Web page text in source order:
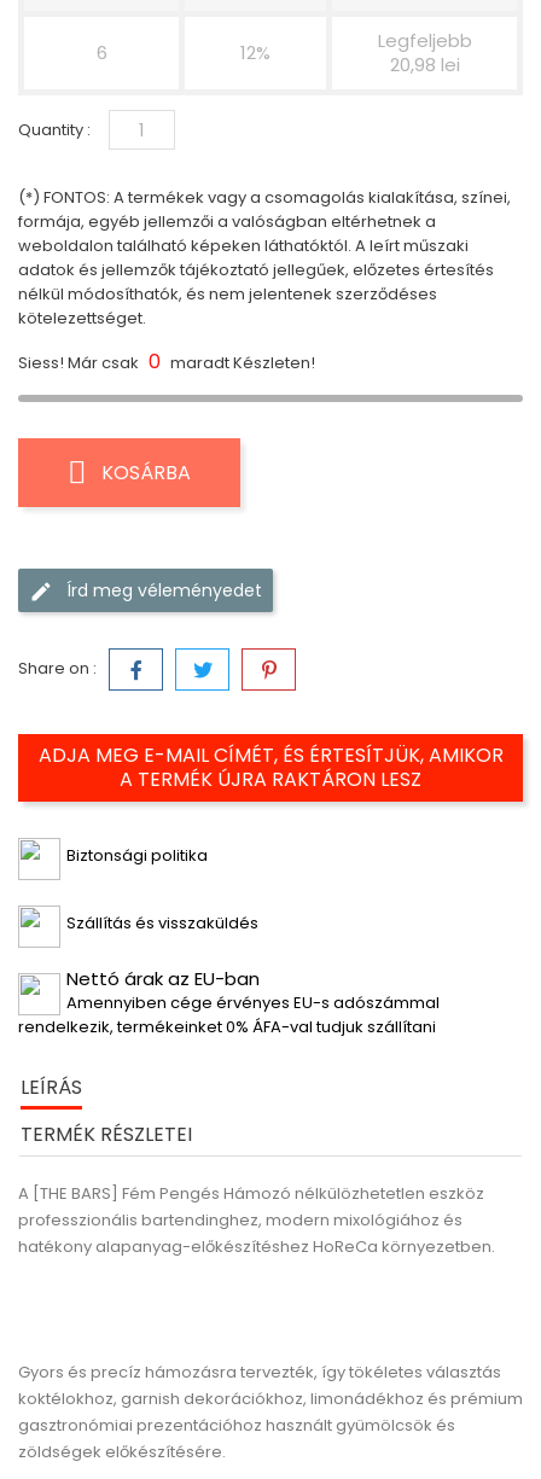
6 12%
Legfeljebb
20,98 lei
Quantity :
(*) FONTOS: A termékek vagy a csomagolás kialakítása, színei,
formája, egyéb jellemzői a valóságban eltérhetnek a
weboldalon található képeken láthatóktól. A leírt műszaki
adatok és jellemzők tájékoztató jellegűek, előzetes értesítés
nélkül módosíthatók, és nem jelentenek szerződéses
kötelezettséget.
Siess! Már csak 0 maradt Készleten!
KOSÁRBA
Írd meg véleményedet
Share on :
ADJA MEG E-MAIL CÍMÉT, ÉS ÉRTESÍTJÜK, AMIKOR
A TERMÉK ÚJRA RAKTÁRON LESZ
Biztonsági politika
Szállítás és visszaküldés
Nettó árak az EU-ban
Amennyiben cége érvényes EU-s adószámmal
rendelkezik, termékeinket 0% ÁFA-val tudjuk szállítani
LEÍRÁS
TERMÉK RÉSZLETEI
A [THE BARS] Fém Pengés Hámozó nélkülözhetetlen eszköz
professzionális bartendinghez, modern mixológiához és
hatékony alapanyag-előkészítéshez HoReCa környezetben.
Gyors és precíz hámozásra tervezték, így tökéletes választás
koktélokhoz, garnish dekorációkhoz, limonádékhoz és prémium
gasztronómiai prezentációhoz használt gyümölcsök és
zöldségek előkészítésére.